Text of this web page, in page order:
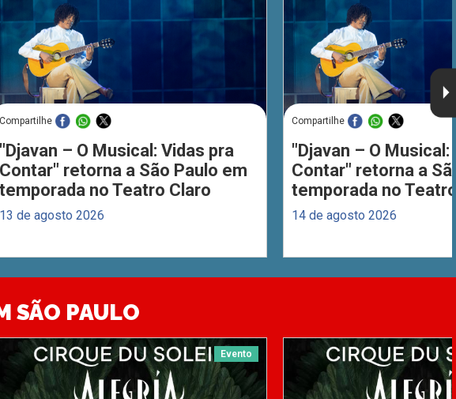
Compartilhe
"Djavan – O Musical: Vidas pra
Contar" retorna a São Paulo em
temporada no Teatro Claro
13 de agosto 2026
Compartilhe
"Djavan – O Musical:
Contar" retorna a
temporada no
14 de agosto 2026
SÃO PAULO
Evento